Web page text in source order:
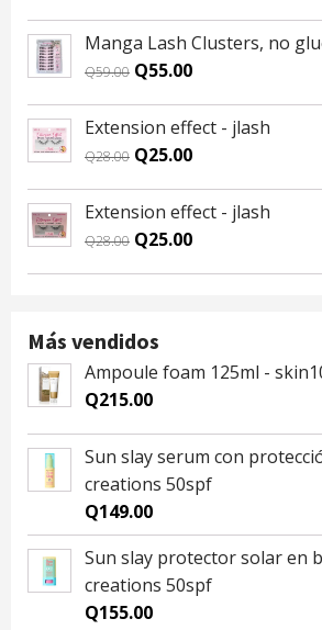
was:
Q59.00.
is:
Q55.00.
Manga Lash Clusters, no
Q59.00 Original
was:
Q59.00.
Q55.00Current
is:
Q55.00.
Extension effect - jlash
Q28.00 Original
was:
Q28.00.
Q25.00Current
is:
Q25.00.
Extension effect - jlash
Q28.00 Original
Q25.00Current
Más vendidos
Ampoule foam 125ml -
Q215.00
Sun slay serum con
creations 50spf
Q149.00
Sun slay protector solar en
creations 50spf
Q155.00